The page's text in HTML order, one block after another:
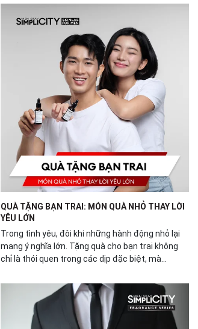
QUÀ TẶNG BẠN TRAI: MÓN QUÀ NHỎ THAY LỜI
YÊU LỚN
Trong tình yêu, đôi khi những hành động nhỏ lại
mang ý nghĩa lớn. Tặng quà cho bạn trai không
chỉ là thói quen trong các dịp đặc biệt, mà...